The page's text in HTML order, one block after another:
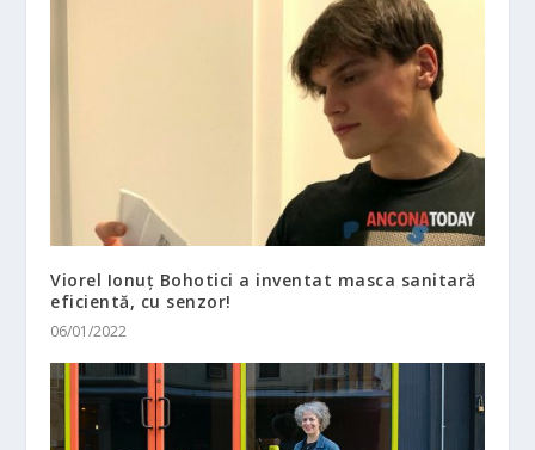
Viorel Ionuț Bohotici a inventat masca sanitară
eficientă, cu senzor!
06/01/2022